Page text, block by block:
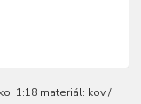
1:18 materiál: kov /